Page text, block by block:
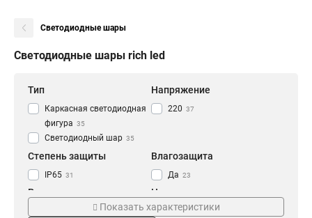
Светодиодные шары
Светодиодные шары rich led
Тип
Каркасная светодиодная
фигура 35
Светодиодный шар 35
Напряжение
220 37
Степень защиты
IP65 31
Влагозащита
Да 23
Размер Цвет
Фиолетовый
Показать характеристики